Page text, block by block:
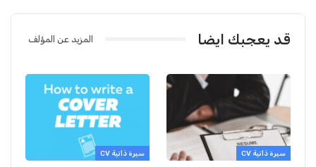
قد يعجبك ايضا المزيد عن المؤلف
سيرة ذاتية CV سيرة ذاتية CV